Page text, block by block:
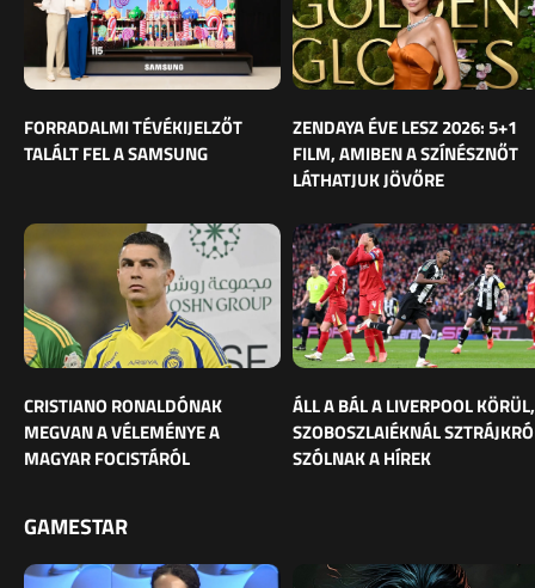
FORRADALMI TÉVÉKIJELZŐT
TALÁLT FEL A SAMSUNG
ZENDAYA ÉVE LESZ 2026: 5+1
FILM, AMIBEN A SZÍNÉSZNŐT
LÁTHATJUK JÖVŐRE
CRISTIANO RONALDÓNAK
MEGVAN A VÉLEMÉNYE A
MAGYAR FOCISTÁRÓL
ÁLL A BÁL A LIVERPOOL KÖRÜL,
SZOBOSZLAIÉKNÁL
SZÓLNAK A HÍREK
GAMESTAR